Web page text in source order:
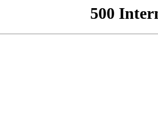
500